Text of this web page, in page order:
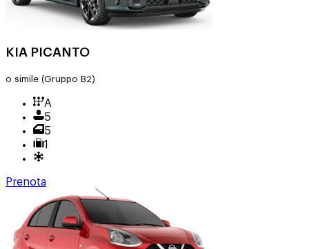
KIA PICANTO
o simile (Gruppo B2)
A
5
5
1
Prenota